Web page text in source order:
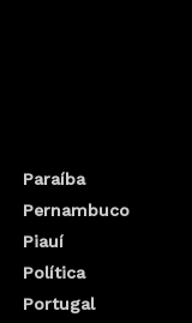
Paraíba
Pernambuco
Piauí
Política
Portugal